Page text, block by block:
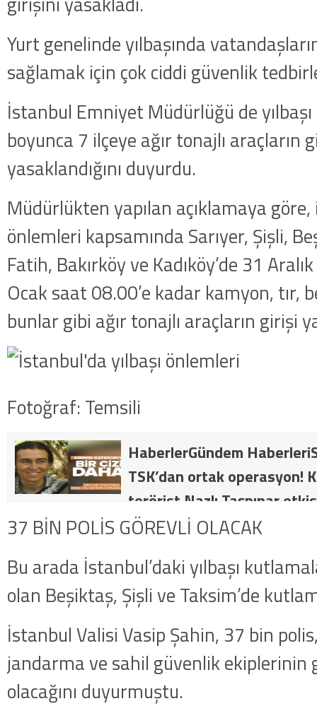
Yurt genelinde yılbaşında
sağlamak için çok ciddi güvenlik
İstanbul Emniyet Müdürlüğü de
boyunca 7 ilçeye ağır tonajlı araçların
yasaklandığını duyurdu.
Müdürlükten yapılan açıklamaya göre,
önlemleri kapsamında Sarıyer, Şişli,
Fatih, Bakırköy ve Kadıköy’de 31
Ocak saat 08.00’e kadar kamyon, tır,
bunlar gibi ağır tonajlı araçların girişi
Fotoğraf: Temsili
HaberlerGündem
TSK’dan ortak operasyon!
terörist Nazlı Taşpınar
dakika: MİT ve TSK’dan
getirildi .
37 BİN POLİS GÖREVLİ OLACAK
Bu arada İstanbul’daki yılbaşı
olan Beşiktaş, Şişli ve Taksim’de
İstanbul Valisi Vasip Şahin, 37 bin
jandarma ve sahil güvenlik ekiplerinin
olacağını duyurmuştu.